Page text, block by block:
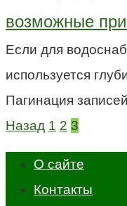
возможные
Если для
используется
Пагинация записей
Назад 1 2 3
О сайте
Контакты